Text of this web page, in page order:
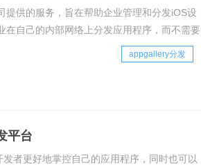
提供的服务，旨在帮助企业管理和分发iOS设
在自己的内部网络上分发应用程序，而不需要
方法可以让企业更好地管理和控制他们的应用
appgallery分发
平台
者更好地掌控自己的应用程序，同时也可以